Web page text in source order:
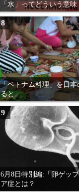
「水」ってどういう意味
8
「ベトナム料理」を日
ると
9
6月8日特別編:「卵ゲッ
ア症とは？